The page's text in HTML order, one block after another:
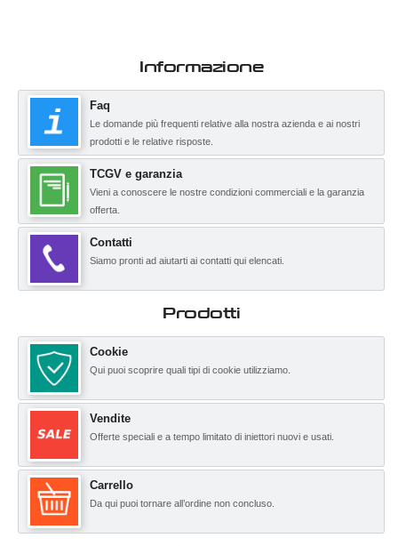
Informazione
Faq
Le domande più frequenti relative alla nostra azienda e ai nostri
prodotti e le relative risposte.
TCGV e garanzia
Vieni a conoscere le nostre condizioni commerciali e la garanzia
offerta.
Contatti
Siamo pronti ad aiutarti ai contatti qui elencati.
Prodotti
Cookie
Qui puoi scoprire quali tipi di cookie utilizziamo.
Vendite
Offerte speciali e a tempo limitato di iniettori nuovi e usati.
Carrello
Da qui puoi tornare all’ordine non concluso.